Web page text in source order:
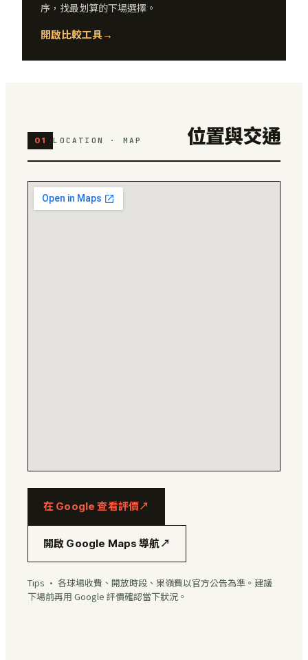
序，找最划算的下場選擇。
開啟比較工具→
01 LOCATION · MAP 位置與交通
在 Google 查看評價↗
開啟 Google Maps 導航↗
Tips · 各球場收費、開放時段、果嶺費以官方公告為準。建議
下場前再用 Google 評價確認當下狀況。